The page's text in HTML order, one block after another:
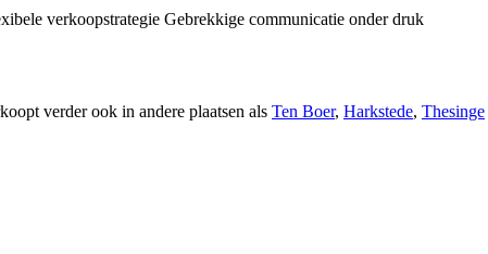
verkoopstrategie Gebrekkige communicatie onder druk
verder ook in andere plaatsen als Ten Boer, Harkstede, Thesinge